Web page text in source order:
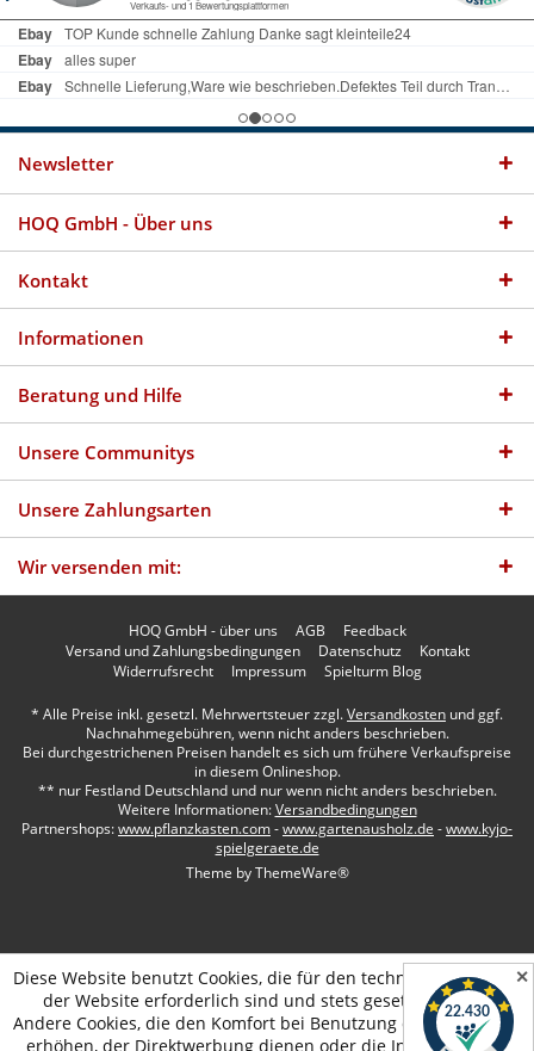
✕
Newsletter
HOQ GmbH - Über uns
Kontakt
Informationen
Beratung und Hilfe
Unsere Communitys
Unsere Zahlungsarten
Wir versenden mit:
HOQ GmbH - über uns AGB
Feedback
Versand und Zahlungsbedingungen
Datenschutz
Kontakt
Widerrufsrecht
Impressum Spielturm Blog
* Alle Preise inkl. gesetzl. Mehrwertsteuer zzgl.Versandkosten und ggf.
Nachnahmegebühren, wenn nicht anders beschrieben.
Bei durchgestrichenen Preisen handelt es sich um frühere Verkaufspreise
in diesem Onlineshop.
** nur Festland Deutschland und nur wenn nicht anders beschrieben.
Weitere Informationen:Versandbedingungen
Partnershops:www.pflanzkasten.com-www.gartenausholz.de -www.kyjo-
spielgeraete.de
Theme byThemeWare®
Diese Website benutzt Cookies, die für den technischen Betrieb
der Website erforderlich sind und stets gesetzt werden.
Andere Cookies, die den Komfort bei Benutzung dieser Website
erhöhen, der Direktwerbung dienen oder die Interaktion mit